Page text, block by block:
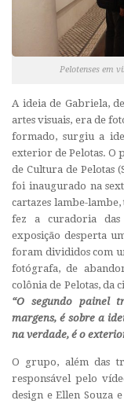
Pelotenses em
A ideia de Gabriela,
artes visuais, era de
formado, surgiu a
exterior de Pelotas. O
de Cultura de Pelotas
foi inaugurado na
cartazes lambe-
fez a curadoria das
exposição desperta
foram divididos com
fotógrafa, de
colônia de Pelotas, da
“O segundo painel
margens, é sobre a
na verdade, é o
O grupo, além das
responsável pelo
design e Ellen Souza